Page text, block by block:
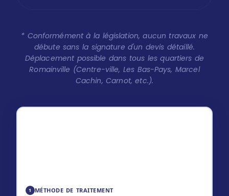
* Conformément à la législation, aucun travaux ne
débute sans la signature d'un devis détaillé.
Déplacement possible dans tous les quartiers de
Romainville (Centre-ville, Les Bas-Pays, Marcel
Cachin, Carnot, etc.).
1 MÉTHODE DE TRAITEMENT